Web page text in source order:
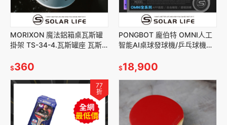
MORIXON 魔法鋁箱桌瓦斯罐
掛架 TS-34-4.瓦斯罐座 瓦斯
斯罐座 單口爐專用
$360
PONGBOT 龐伯特 OMNI人工
智能AI桌球發球機/乒乓球機器
人打球 專業私人教練
$18,900
77
折